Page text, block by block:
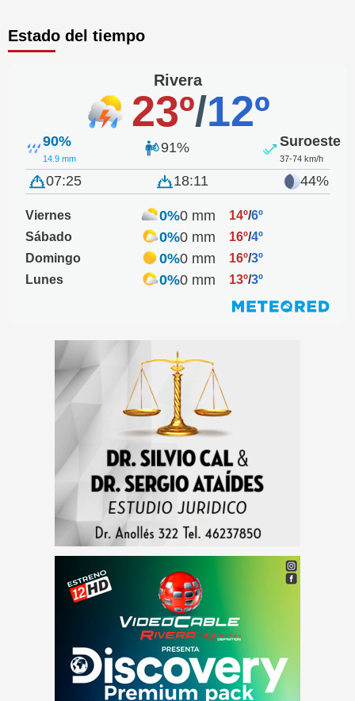
Estado del tiempo
Rivera
23º/12º
90%
14.9 mm
91% Suroeste
37-74 km/h
07:25 18:11 44%
Viernes 0%0 mm 14º/6º
Sábado
0%0 mm 16º/4º
Domingo
0%0 mm 16º/3º
Lunes
0%0 mm 13º/3º